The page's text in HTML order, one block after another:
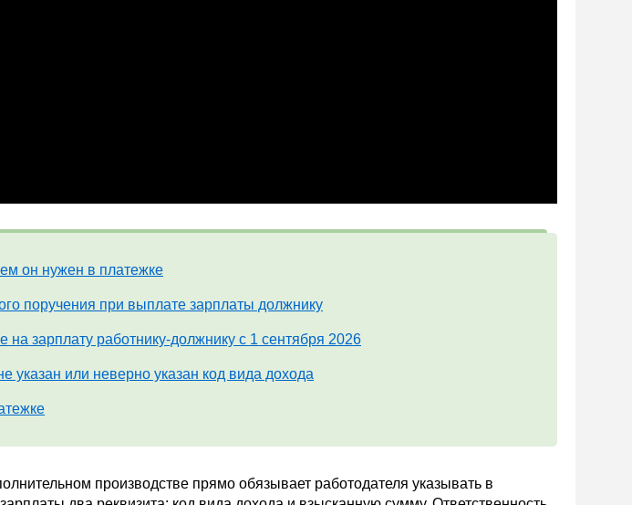
он нужен в платежке
поручения при выплате зарплаты должнику
зарплату работнику-должнику с 1 сентября 2026
указан или неверно указан код вида дохода
производстве прямо обязывает работодателя указывать в